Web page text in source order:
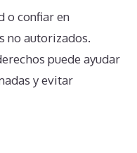
o confiar en
no autorizados.
puede ayudar
y evitar